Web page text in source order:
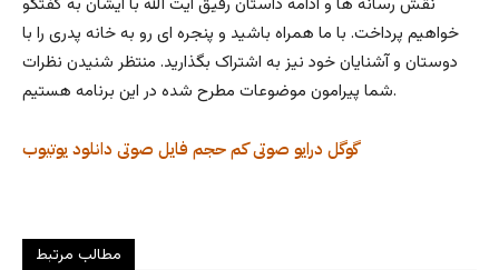
خواهیم پرداخت. با ما همراه باشید و پنجره ای رو به خانه پدری را با
دوستان و آشنایان خود نیز به اشتراک بگذارید. منتظر شنیدن نظرات
شما پیرامون موضوعات مطرح شده در این برنامه هستیم.
یوتیوب دانلود فایل صوتی صوتی کم حجم گوگل درایو
مطالب مرتبط